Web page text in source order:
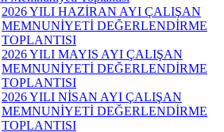
2026 YILI HAZİRAN AYI ÇALIŞAN
MEMNUNİYETİ DEĞERLENDİRME
TOPLANTISI
2026 YILI MAYIS AYI ÇALIŞAN
MEMNUNİYETİ DEĞERLENDİRME
TOPLANTISI
2026 YILI NİSAN AYI ÇALIŞAN
MEMNUNİYETİ DEĞERLENDİRME
TOPLANTISI